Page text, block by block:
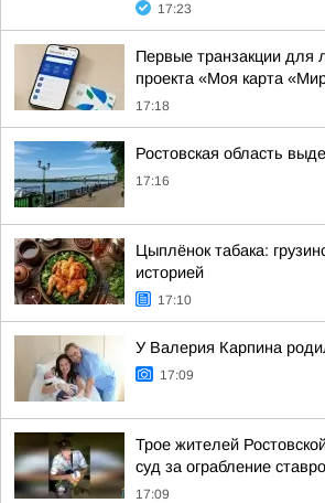
17:23
Первые транзакции для
проекта «Моя карта
17:18
Ростовская область
17:16
Цыплёнок табака:
историей
17:10
У Валерия Карпина
17:09
Трое жителей
суд за ограбление
17:09